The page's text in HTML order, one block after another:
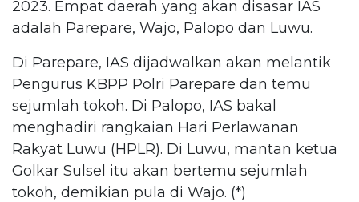
2023. Empat daerah yang akan disasar IAS
adalah Parepare, Wajo, Palopo dan Luwu.
Di Parepare, IAS dijadwalkan akan melantik
Pengurus KBPP Polri Parepare dan temu
sejumlah tokoh. Di Palopo, IAS bakal
menghadiri rangkaian Hari Perlawanan
Rakyat Luwu (HPLR). Di Luwu, mantan ketua
Golkar Sulsel itu akan bertemu sejumlah
tokoh, demikian pula di Wajo. (*)